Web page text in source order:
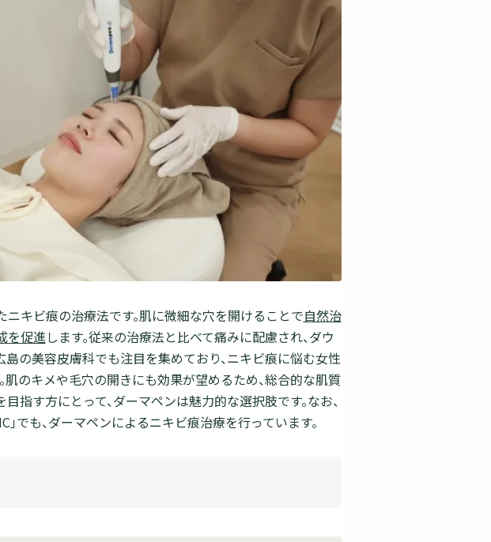
ニキビ痕の治療法です。肌に微細な穴を開けることで自然治
を促進します。従来の治療法と比べて痛みに配慮され、ダウ
島の美容皮膚科でも注目を集めており、ニキビ痕に悩む女性
肌のキメや毛穴の開きにも効果が望めるため、総合的な肌質
指す方にとって、ダーマペンは魅力的な選択肢です。なお、
」でも、ダーマペンによるニキビ痕治療を行っています。